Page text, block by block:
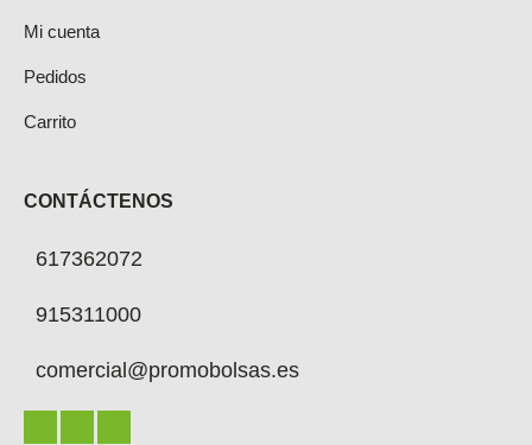
Mi cuenta
Pedidos
Carrito
CONTÁCTENOS
617362072
915311000
comercial@promobolsas.es